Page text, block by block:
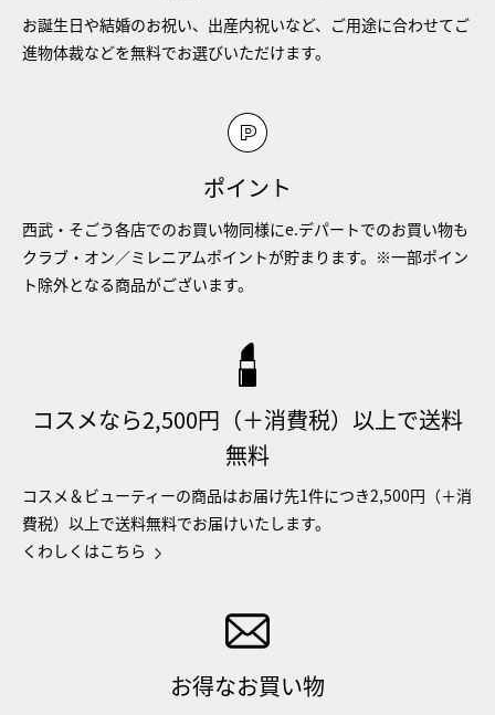
お誕生日や結婚のお祝い、出産内祝いなど、ご用途に合わせてご
進物体裁などを無料でお選びいただけます。
ポイント
西武・そごう各店でのお買い物同様にe.デパートでのお買い物も
クラブ・オン／ミレニアムポイントが貯まります。※一部ポイン
ト除外となる商品がございます。
コスメなら2,500円（＋消費税）以上で送料
無料
コスメ＆ビューティーの商品はお届け先1件につき2,500円（＋消
費税）以上で送料無料でお届けいたします。
くわしくはこちら
お得なお買い物